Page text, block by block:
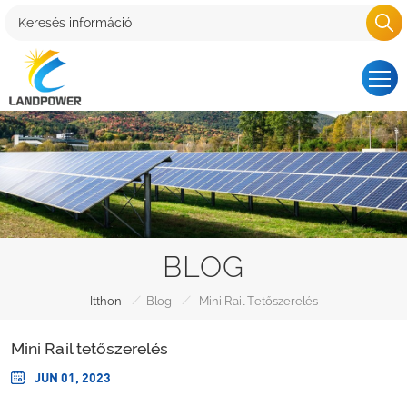
BLOG
Itthon / Blog / Mini Rail Tetőszerelés
Mini Rail tetőszerelés
JUN 01, 2023